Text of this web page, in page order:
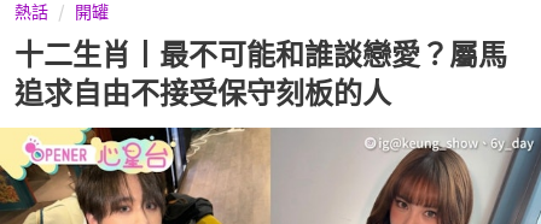
熱話 開罐
十二生肖丨最不可能和誰談戀愛？屬馬
追求自由不接受保守刻板的人